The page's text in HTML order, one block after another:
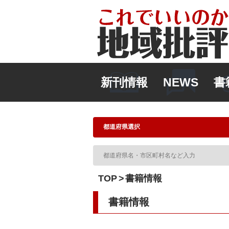
新刊情報 NEWS 書
TOP 書籍情報
書籍情報